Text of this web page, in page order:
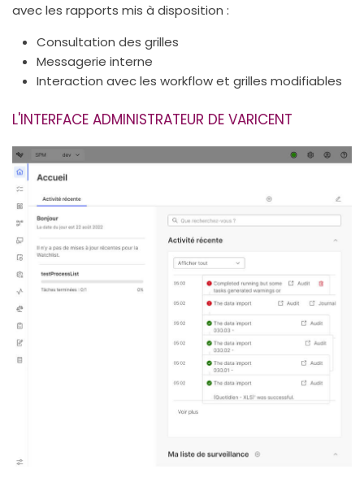
avec les rapports mis à disposition :
Consultation des grilles
Messagerie interne
Interaction avec les workflow et grilles modifiables
L'INTERFACE ADMINISTRATEUR DE VARICENT